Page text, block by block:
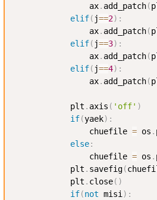
                ax
. add_patch(
elif( j==2) :
                ax
. add_patch(
elif( j==3) :
                ax
. add_patch(
elif( j==4) :
                ax
. add_patch(
            plt
. axis ( 'off' )
if(yaek) :
                chuefile
= os .
else:
                chuefile
= os .
            plt
. savefig(
            plt
. close( )
if(not misi) :